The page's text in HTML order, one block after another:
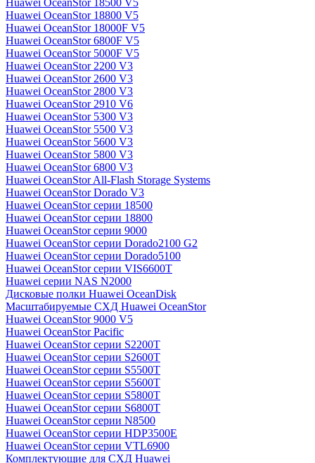
Huawei OceanStor 18500 V5
Huawei OceanStor 18800 V5
Huawei OceanStor 18000F V5
Huawei OceanStor 6800F V5
Huawei OceanStor 5000F V5
Huawei OceanStor 2200 V3
Huawei OceanStor 2600 V3
Huawei OceanStor 2800 V3
Huawei OceanStor 2910 V6
Huawei OceanStor 5300 V3
Huawei OceanStor 5500 V3
Huawei OceanStor 5600 V3
Huawei OceanStor 5800 V3
Huawei OceanStor 6800 V3
Huawei OceanStor All-Flash Storage Systems
Huawei OceanStor Dorado V3
Huawei OceanStor серии 18500
Huawei OceanStor серии 18800
Huawei OceanStor серии 9000
Huawei OceanStor серии Dorado2100 G2
Huawei OceanStor серии Dorado5100
Huawei OceanStor серии VIS6600T
Huawei серии NAS N2000
Дисковые полки Huawei OceanDisk
Масштабируемые СХД Huawei OceanStor
Huawei OceanStor 9000 V5
Huawei OceanStor Pacific
Huawei OceanStor серии S2200T
Huawei OceanStor серии S2600T
Huawei OceanStor серии S5500T
Huawei OceanStor серии S5600T
Huawei OceanStor серии S5800T
Huawei OceanStor серии S6800T
Huawei OceanStor серии N8500
Huawei OceanStor серии HDP3500E
Huawei OceanStor серии VTL6900
Комплектующие для СХД Huawei